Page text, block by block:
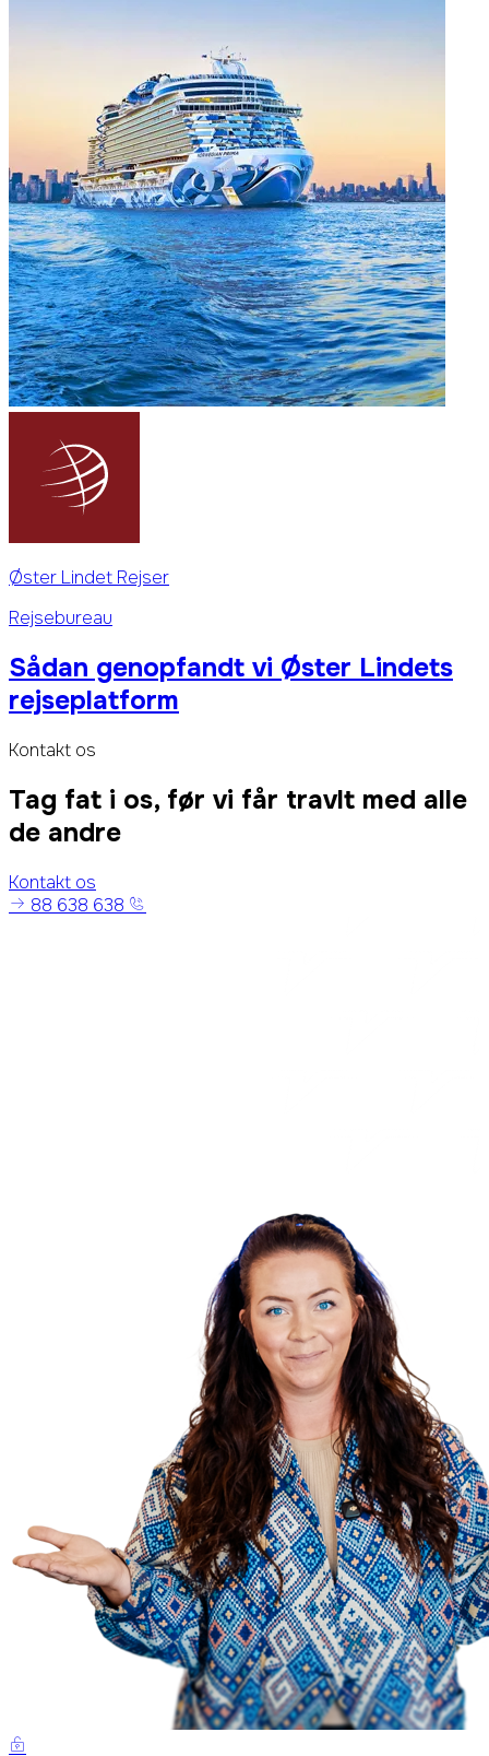
Øster Lindet Rejser
Rejsebureau
Sådan genopfandt vi Øster Lindets
rejseplatform
Kontakt os
Tag fat i os, før vi får travlt med alle
de andre
Kontakt os
88 638 638